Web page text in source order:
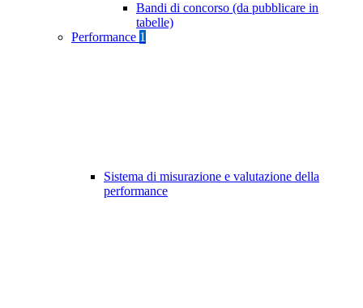
Bandi di concorso (da pubblicare in
tabelle)
Performance 1
Sistema di misurazione e valutazione della
performance